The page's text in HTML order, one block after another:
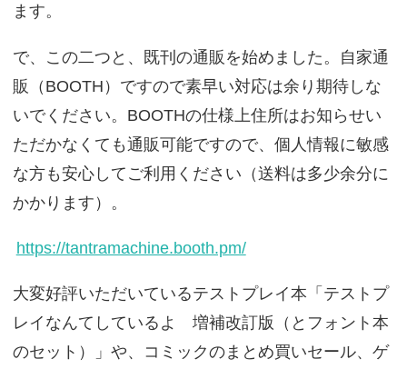
ます。
で、この二つと、既刊の通販を始めました。自家通
販（BOOTH）ですので素早い対応は余り期待しな
いでください。BOOTHの仕様上住所はお知らせい
ただかなくても通販可能ですので、個人情報に敏感
な方も安心してご利用ください（送料は多少余分に
かかります）。
https://tantramachine.booth.pm/
大変好評いただいているテストプレイ本「テストプ
レイなんてしているよ 増補改訂版（とフォント本
のセット）」や、コミックのまとめ買いセール、ゲ